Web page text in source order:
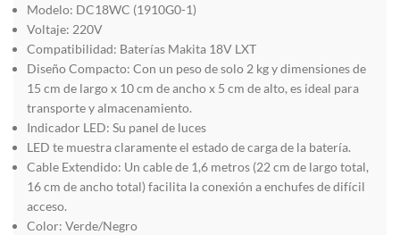
Modelo: DC18WC (1910G0-1)
Voltaje: 220V
Compatibilidad: Baterías Makita 18V LXT
Diseño Compacto: Con un peso de solo 2 kg y dimensiones de
15 cm de largo x 10 cm de ancho x 5 cm de alto, es ideal para
transporte y almacenamiento.
Indicador LED: Su panel de luces
LED te muestra claramente el estado de carga de la batería.
Cable Extendido: Un cable de 1,6 metros (22 cm de largo total,
16 cm de ancho total) facilita la conexión a enchufes de difícil
acceso.
Color: Verde/Negro